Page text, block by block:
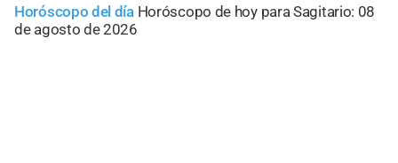
Horóscopo del día Horóscopo de hoy para Sagitario: 08
de agosto de 2026